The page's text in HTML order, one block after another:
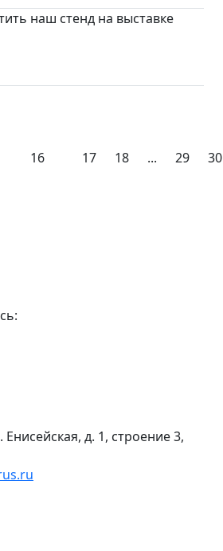
наш стенд на выставке
16 17 18 ... 29 30
Енисейская, д. 1, строение 3,